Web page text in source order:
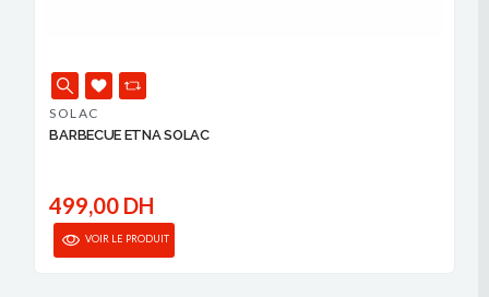
SOLAC
BARBECUE ETNA SOLAC
499,00 DH
VOIR LE PRODUIT